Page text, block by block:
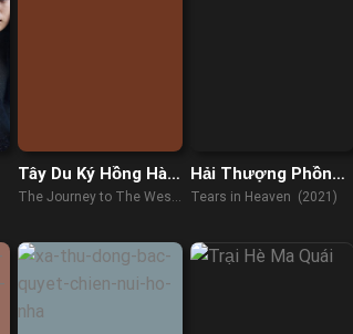
Tây Du Ký Hồng Hài
Nhi
The Journey to The West:
Hải Thượng Phồn
Hoa
Tears in Heaven (2021)